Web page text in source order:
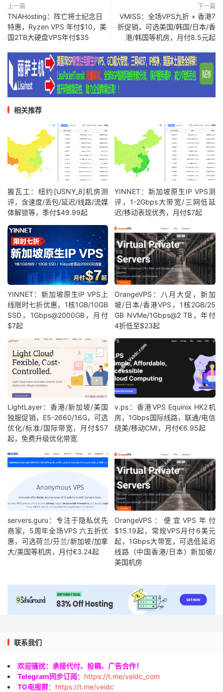
上一篇
TNAHosting：阵亡将士纪念日
特惠，Ryzen VPS 年付$10，美
国2TB大硬盘VPS年付$35
下一篇
VMISS：全场VPS九折 + 香港7
折促销，可选美国/韩国/日本/香
港/韩国等机房，月付8.5元起
相关推荐
搬瓦工：纽约[USNY_8]机房测
评，含速度/丢包/延迟/线路/流媒
体解锁等，季付$49.99起
YINNET：新加坡原生IP VPS测
评，1-2Gbps大带宽/三网低延
迟/移动表现优秀，月付$7起
YINNET：新加坡原生IP VPS上
线限时七折优惠，1核1GB/10GB
SSD，1Gbps@2000GB，月付
$7起
OrangeVPS：八月大促，新加
坡/日本/香港VPS，1核2GB/25
GB NVMe/1Gbps@2 TB，年付
4折低至$23起
LightLayer：香港/新加坡/美国
独服促销，E5-2660/16G，可选
优化/标准/国际带宽，月付$57
起，免费升级优化带宽
v.ps：香港VPS Equinix HK2机
房，1Gbps国际线路，联通/电信
绕美/移动CMI，月付€6.95起
servers.guru：专注于隐私优先
商家，5周年全场VPS 六五折优
惠，可选荷兰/芬兰/新加坡/加拿
大/美国等机房，月付€3.24起
OrangeVPS：便宜VPS年付
$15.19起，常规VPS月付6美元
起，1Gbps大带宽，可选低延迟
线路（中国香港/日本）新加坡/
美国机房
联系我们
欢迎骚扰：承接代付、投稿、广告合作！
Telegram同步订阅： https://t.me/veidc_com
TG电报群： https://t.me/veidc